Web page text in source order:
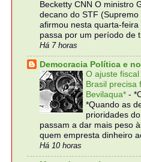
Becketty CNN O ministro
decano do STF
afirmou nesta quarta-
passa por um período de
Há 7 horas
Democracia Política e
O ajuste
Brasil precisa
Bevilaqua* -
*Quando as
prioridades
passam a dar mais peso
quem empresta dinheiro
Há 10 horas